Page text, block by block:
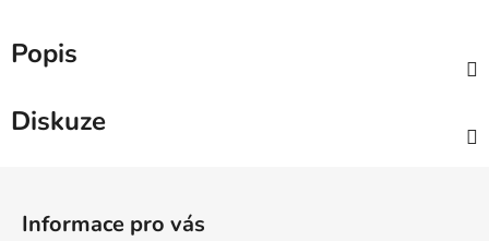
Popis
Diskuze
Informace pro vás